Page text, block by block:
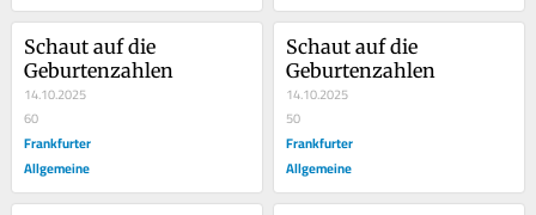
Schaut auf die
Geburtenzahlen
14.10.2025
60
Frankfurter
Allgemeine
Schaut auf die
Geburtenzahlen
14.10.2025
50
Frankfurter
Allgemeine